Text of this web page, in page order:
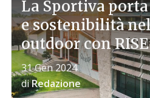
La Sportiva
e sostenibilità
outdoor con
31 Gen 2024
diRedazione